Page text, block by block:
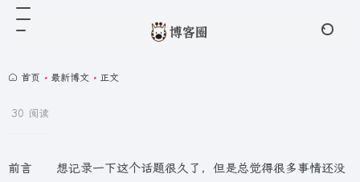
首页 • 最新博文 • 正文
30 阅读
前言 想记录一下这个话题很久了，但是总觉得很多事情还没